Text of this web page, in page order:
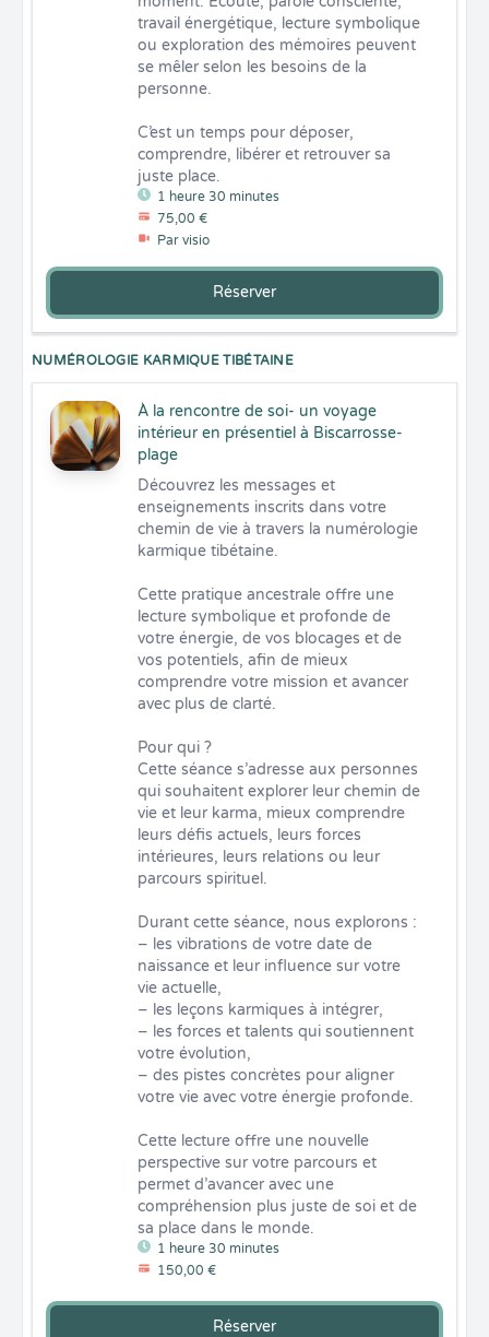
1 heure 30 minutes
75,00 €
Par visio
travail énergétique, lecture symbolique
ou exploration des mémoires peuvent
se mêler selon les besoins de la
personne.
C’est un temps pour déposer,
comprendre, libérer et retrouver sa
juste place.
Réserver
NUMÉROLOGIE KARMIQUE TIBÉTAINE
À la rencontre de soi- un voyage
intérieur en présentiel à Biscarrosse-
plage
1 heure 30 minutes
150,00 €
Découvrez les messages et
enseignements inscrits dans votre
chemin de vie à travers la numérologie
karmique tibétaine.
Cette pratique ancestrale offre une
lecture symbolique et profonde de
votre énergie, de vos blocages et de
vos potentiels, afin de mieux
comprendre votre mission et avancer
avec plus de clarté.
Pour qui ?
Cette séance s’adresse aux personnes
qui souhaitent explorer leur chemin de
vie et leur karma, mieux comprendre
leurs défis actuels, leurs forces
intérieures, leurs relations ou leur
parcours spirituel.
Durant cette séance, nous explorons :
– les vibrations de votre date de
naissance et leur influence sur votre
vie actuelle,
– les leçons karmiques à intégrer,
– les forces et talents qui soutiennent
votre évolution,
– des pistes concrètes pour aligner
votre vie avec votre énergie profonde.
Cette lecture offre une nouvelle
perspective sur votre parcours et
permet d’avancer avec une
compréhension plus juste de soi et de
sa place dans le monde.
Réserver